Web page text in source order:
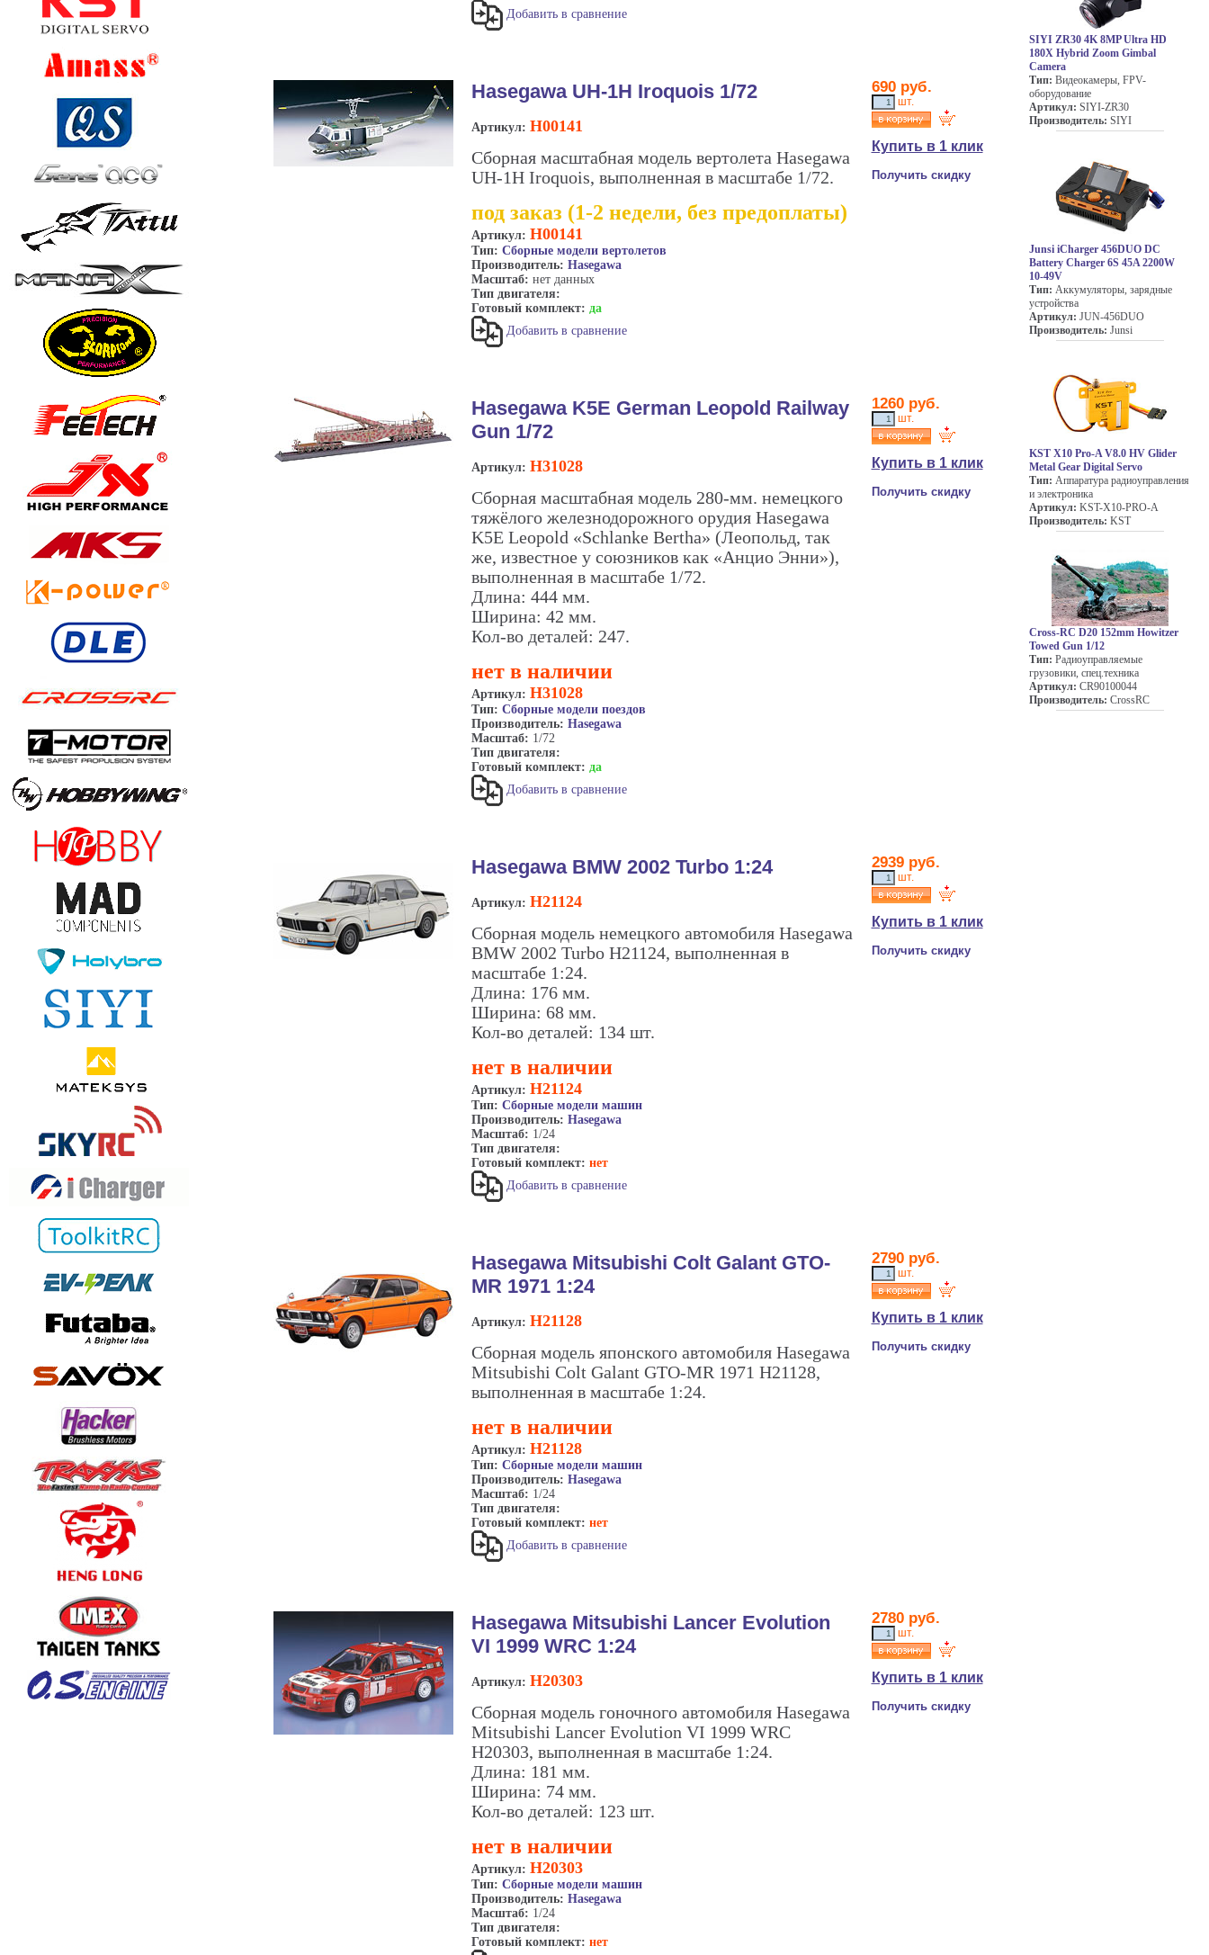
Добавить в сравнение
Hasegawa UH-1H Iroquois 1/72
Артикул: H00141
Сборная масштабная модель вертолета Hasegawa
UH-1H Iroquois, выполненная в масштабе 1/72.
под заказ (1-2 недели, без предоплаты)
Артикул: H00141
Тип: Сборные модели вертолетов
Производитель: Hasegawa
Масштаб: нет данных
Тип двигателя:
Готовый комплект: да
Добавить в сравнение
690 руб.
шт.
Купить в 1 клик
Получить скидку
Hasegawa K5E German Leopold Railway
Gun 1/72
Артикул: H31028
Сборная масштабная модель 280-мм. немецкого
тяжёлого железнодорожного орудия Hasegawa
K5E Leopold «Schlanke Bertha» (Леопольд, так
же, известное у союзников как «Анцио Энни»),
выполненная в масштабе 1/72.
Длина: 444 мм.
Ширина: 42 мм.
Кол-во деталей: 247.
нет в наличии
Артикул: H31028
Тип: Сборные модели поездов
Производитель: Hasegawa
Масштаб: 1/72
Тип двигателя:
Готовый комплект: да
Добавить в сравнение
1260 руб.
шт.
Купить в 1 клик
Получить скидку
Hasegawa BMW 2002 Turbo 1:24
Артикул: H21124
Сборная модель немецкого автомобиля Hasegawa
BMW 2002 Turbo H21124, выполненная в
масштабе 1:24.
Длина: 176 мм.
Ширина: 68 мм.
Кол-во деталей: 134 шт.
нет в наличии
Артикул: H21124
Тип: Сборные модели машин
Производитель: Hasegawa
Масштаб: 1/24
Тип двигателя:
Готовый комплект: нет
Добавить в сравнение
2939 руб.
шт.
Купить в 1 клик
Получить скидку
Hasegawa Mitsubishi Colt Galant GTO-
MR 1971 1:24
Артикул: H21128
Сборная модель японского автомобиля Hasegawa
Mitsubishi Colt Galant GTO-MR 1971 H21128,
выполненная в масштабе 1:24.
нет в наличии
Артикул: H21128
Тип: Сборные модели машин
Производитель: Hasegawa
Масштаб: 1/24
Тип двигателя:
Готовый комплект: нет
Добавить в сравнение
2790 руб.
шт.
Купить в 1 клик
Получить скидку
Hasegawa Mitsubishi Lancer Evolution
VI 1999 WRC 1:24
Артикул: H20303
Сборная модель гоночного автомобиля Hasegawa
Mitsubishi Lancer Evolution VI 1999 WRC
H20303, выполненная в масштабе 1:24.
Длина: 181 мм.
Ширина: 74 мм.
Кол-во деталей: 123 шт.
нет в наличии
Артикул: H20303
Тип: Сборные модели машин
Производитель: Hasegawa
Масштаб: 1/24
Тип двигателя:
Готовый комплект: нет
2780 руб.
шт.
Купить в 1 клик
Получить скидку
SIYI ZR30 4K 8MP Ultra HD
180X Hybrid Zoom Gimbal
Camera
Тип: Видеокамеры, FPV-
оборудование
Артикул: SIYI-ZR30
Производитель: SIYI
Junsi iCharger 456DUO DC
Battery Charger 6S 45A 2200W
10-49V
Тип: Аккумуляторы, зарядные
устройства
Артикул: JUN-456DUO
Производитель: Junsi
KST X10 Pro-A V8.0 HV Glider
Metal Gear Digital Servo
Тип: Аппаратура радиоуправления
и электроника
Артикул: KST-X10-PRO-A
Производитель: KST
Cross-RC D20 152mm Howitzer
Towed Gun 1/12
Тип: Радиоуправляемые
грузовики, спец.техника
Артикул: CR90100044
Производитель: CrossRC